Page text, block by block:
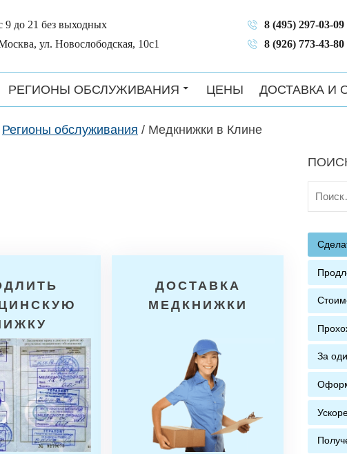
9 до 21 без выходных
ул. Новослободская, 10с1
8 (495) 297-03-09
8 (926) 773-43-80
РЕГИОНЫ ОБСЛУЖИВАНИЯ ЦЕНЫ ДОСТАВКА И
Регионы обслуживания / Медкнижки в Клине
ДОСТАВКА
МЕДКНИЖКИ
За